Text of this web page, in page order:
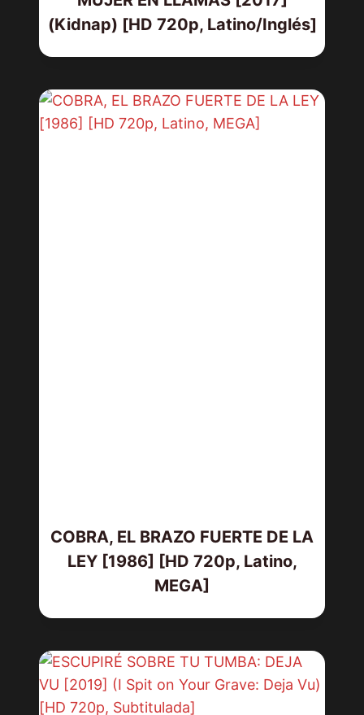
(Kidnap) [HD 720p, Latino/Inglés]
COBRA, EL BRAZO FUERTE DE LA
LEY [1986] [HD 720p, Latino,
MEGA]